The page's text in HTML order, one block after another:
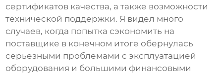
сертификатов качества, а также возможности
технической поддержки. Я видел много
случаев, когда попытка сэкономить на
поставщике в конечном итоге обернулась
серьезными проблемами с эксплуатацией
оборудования и большими финансовыми